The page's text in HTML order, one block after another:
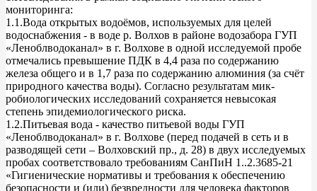
мониторинга:
1.1.Вода открытых водоёмов, используемых для целей
водоснабжения - в воде р. Волхов в районе водозабора ГУП
«Леноблводоканал» в г. Волхове в одной исследуемой пробе
отмечались превышение ПДК в 4,4 раза по содержанию
железа общего и в 1,7 раза по содержанию алюминия (за счёт
природного качества воды). Согласно результатам мик-
робиологических исследований сохраняется невысокая
степень эпидемиологического риска.
1.2.Питьевая вода - качество питьевой воды ГУП
«Леноблводоканал» в г. Волхове (перед подачей в сеть и в
разводящей сети – Волховский пр., д. 28) в двух исследуемых
пробах соответствовало требованиям СанПиН 1..2.3685-21
«Гигиенические нормативы и требования к обеспечению
безопасности и (или) безвредности для человека факторов